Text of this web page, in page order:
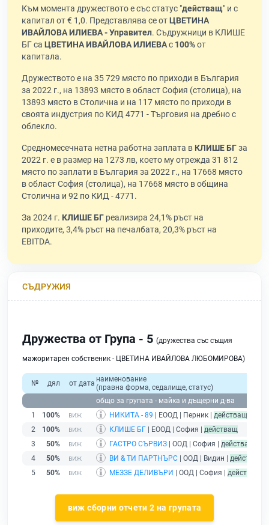
Към момента дружеството е със статус "действащ" и с
капитал от € 1,0. Представлява се отЦВЕТИНА
ИВАЙЛОВА ИЛИЕВА - Управител. Съдружници в КЛИШЕ
БГ са ЦВЕТИНА ИВАЙЛОВА ИЛИЕВАс 100%от
капитала.
Дружеството е на 35 729 място по приходи в България
за 2022 г., на 13893 място в област София (столица), на
13893 място в Столична и на 117 място по приходи в
своята индустрия по КИД 4771 - Търговия на дребно с
облекло.
Средномесечната нетна работна заплата в КЛИШЕ БГза
2022 г. е в размер на 1273 лв, което му отрежда 31 812
място по заплати в България за 2022 г., на 17668 място
в област София (столица), на 17668 място в община
Столична и 92 по КИД - 4771.
За 2024 г. КЛИШЕ БГ реализира 24,1% ръст на
приходите, 3,4% ръст на печалбата, 20,3% ръст на
EBITDA.
СЪДРУЖИЯ
Дружества от Група - 5 (дружества със същия
мажоритарен собственик - ЦВЕТИНА ИВАЙЛОВА ЛЮБОМИРОВА)
№ дял от дата наименование
(правна форма, седалище, статус)
общо за групата - майка и дъщерни д-ва
1
100% НИКИТА - 89 | ЕООД | Перник | действащ
2
100% КЛИШЕ БГ | ЕООД | София | действащ
3
50% ГАСТРО СЪРВИЗ | ООД | София | действащ
4
50% ВИ & ТИ ПАРТНЪРС | ООД | Видин | действащ
5
50% МЕЗЗЕ ДЕЛИВЪРИ | ООД | София | действащ
виж сборни отчети 2 на групата